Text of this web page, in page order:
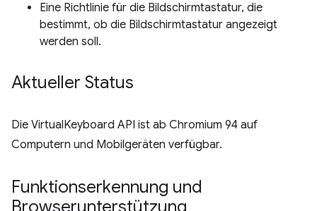
Eine Richtlinie für die Bildschirmtastatur, die
bestimmt, ob die Bildschirmtastatur angezeigt
werden soll.
Aktueller Status
Die VirtualKeyboard API ist ab Chromium 94 auf
Computern und Mobilgeräten verfügbar.
Funktionserkennung und